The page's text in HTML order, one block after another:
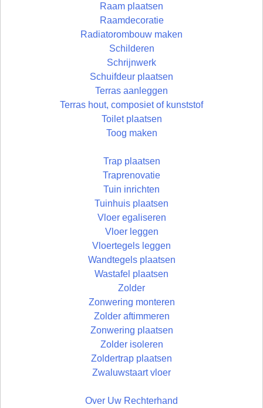
Raam plaatsen
Raamdecoratie
Radiatorombouw maken
Schilderen
Schrijnwerk
Schuifdeur plaatsen
Terras aanleggen
Terras hout, composiet of kunststof
Toilet plaatsen
Toog maken
Trap plaatsen
Traprenovatie
Tuin inrichten
Tuinhuis plaatsen
Vloer egaliseren
Vloer leggen
Vloertegels leggen
Wandtegels plaatsen
Wastafel plaatsen
Zolder
Zonwering monteren
Zolder aftimmeren
Zonwering plaatsen
Zolder isoleren
Zoldertrap plaatsen
Zwaluwstaart vloer
Over Uw Rechterhand